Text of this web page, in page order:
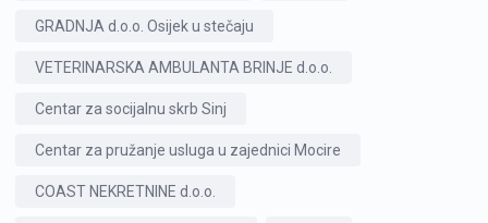
GRADNJA d.o.o. Osijek u stečaju
VETERINARSKA AMBULANTA BRINJE d.o.o.
Centar za socijalnu skrb Sinj
Centar za pružanje usluga u zajednici Mocire
COAST NEKRETNINE d.o.o.